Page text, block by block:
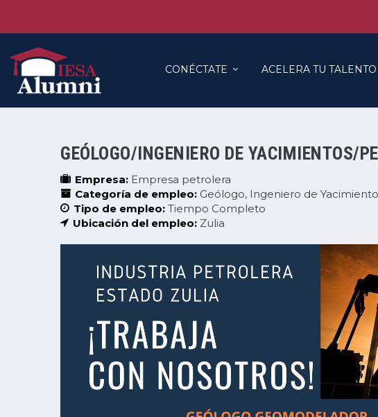
CONÉCTATE ACELERA TU TALENTO
GEÓLOGO/INGENIERO DE YACIMIENTOS/
Empresa: Empresa petrolera
Categoría de empleo: Geólogo Ingeniero de
Tipo de empleo: Tiempo Completo
Ubicación del empleo: Zulia